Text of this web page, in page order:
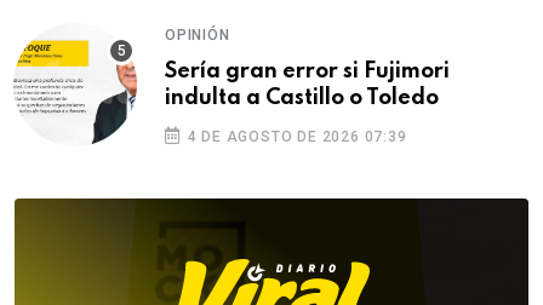
OPINIÓN
Sería gran error si Fujimori
indulta a Castillo o Toledo
4 DE AGOSTO DE 2026 07:39